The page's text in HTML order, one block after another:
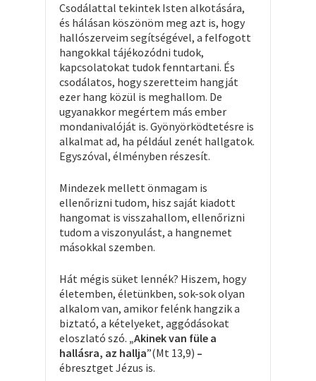
Csodálattal tekintek Isten alkotására,
és hálásan köszönöm meg azt is, hogy
hallószerveim segítségével, a felfogott
hangokkal tájékozódni tudok,
kapcsolatokat tudok fenntartani. És
csodálatos, hogy szeretteim hangját
ezer hang közül is meghallom. De
ugyanakkor megértem más ember
mondanivalóját is. Gyönyörködtetésre is
alkalmat ad, ha például zenét hallgatok.
Egyszóval, élményben részesít.
Mindezek mellett önmagam is
ellenőrizni tudom, hisz saját kiadott
hangomat is visszahallom, ellenőrizni
tudom a viszonyulást, a hangnemet
másokkal szemben.
Hát mégis süket lennék? Hiszem, hogy
életemben, életünkben, sok-sok olyan
alkalom van, amikor felénk hangzik a
biztató, a kételyeket, aggódásokat
eloszlató szó. „Akinek van füle a
hallásra, az hallja”(Mt 13,9) –
ébresztget Jézus is.